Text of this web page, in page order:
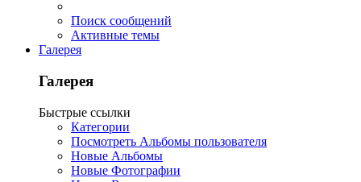
Поиск сообщений
Активные темы
Галерея
Галерея
Быстрые ссылки
Категории
Посмотреть Альбомы пользователя
Новые Альбомы
Новые Фотографии